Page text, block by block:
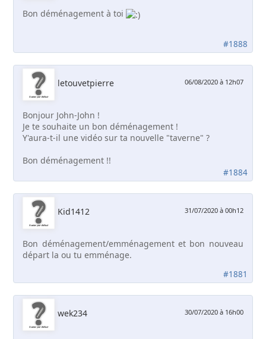
#1888
Bon déménagement à toi
letouvetpierre
#1884
06/08/2020 à 12h07
Bonjour John-John !
Je te souhaite un bon déménagement !
Y'aura-t-il une vidéo sur ta nouvelle "taverne" ?
Bon déménagement !!
Kid1412
#1881
31/07/2020 à 00h12
Bon déménagement/emménagement et bon nouveau
départ la ou tu emménage.
wek234 30/07/2020 à 16h00